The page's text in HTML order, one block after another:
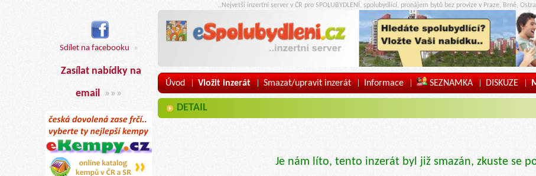
Sdílet na facebooku »
Zasílat nabídky na
email »»»
..Nejvetší inzertní server v ČR pro SPOLUBYDLENÍ, spolubydlící, pronájem bytů bez provize v Praze, Brně,
Úvod | Vložit inzerát | Smazat/upravit inzerát | Informace | SEZNAMKA | DISKUZE |
DETAIL
Je nám líto, tento inzerát byl již smazán, zkuste se